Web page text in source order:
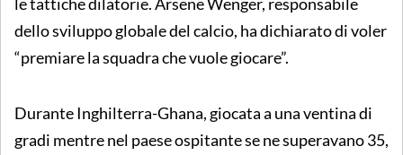
dello sviluppo globale del calcio, ha dichiarato di voler
“premiare la squadra che vuole giocare”.
Durante Inghilterra-Ghana, giocata a una ventina di
gradi mentre nel paese ospitante se ne superavano 35,